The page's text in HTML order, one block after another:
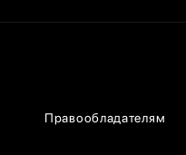
Правообладателям